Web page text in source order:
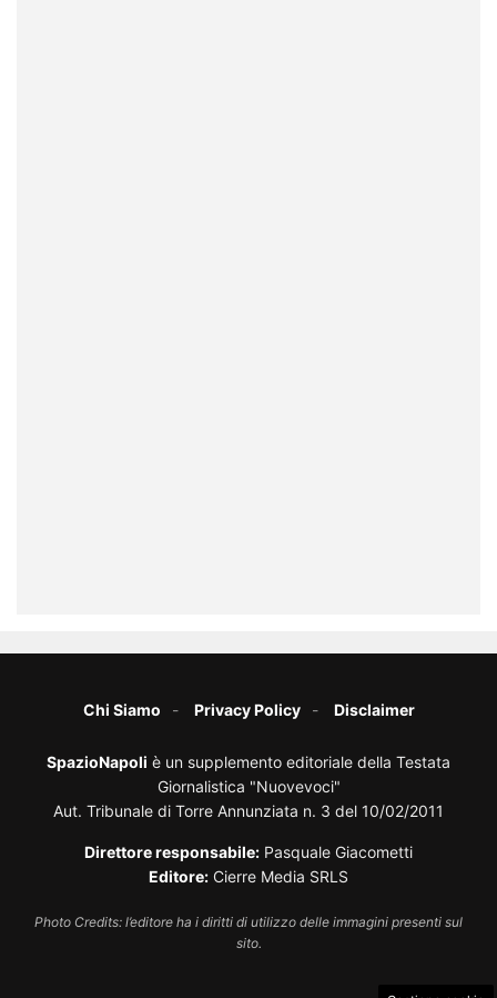
Chi Siamo Privacy Policy Disclaimer
SpazioNapoli è un supplemento editoriale della Testata
Giornalistica "Nuovevoci"
Aut. Tribunale di Torre Annunziata n. 3 del 10/02/2011
Direttore responsabile: Pasquale Giacometti
Editore: Cierre Media SRLS
Photo Credits: l’editore ha i diritti di utilizzo delle immagini presenti sul
sito.